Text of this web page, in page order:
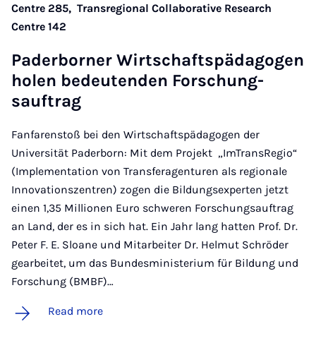
Centre 285, Transregional Collaborative Research
Centre 142
Pader­borner Wirtschaft­späd­agogen
holen bedeu­tenden Forschung­
sauftrag
Fanfarenstoß bei den Wirtschaftspädagogen der
Universität Paderborn: Mit dem Projekt „ImTransRegio“
(Implementation von Transferagenturen als regionale
Innovationszentren) zogen die Bildungsexperten jetzt
einen 1,35 Millionen Euro schweren Forschungsauftrag
an Land, der es in sich hat. Ein Jahr lang hatten Prof. Dr.
Peter F. E. Sloane und Mitarbeiter Dr. Helmut Schröder
gearbeitet, um das Bundesministerium für Bildung und
Forschung (BMBF)…
Read more